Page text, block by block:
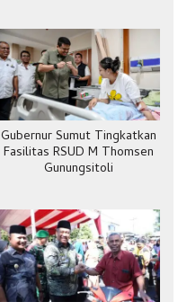
Gubernur Sumut Tingkatkan
Fasilitas RSUD M Thomsen
Gunungsitoli